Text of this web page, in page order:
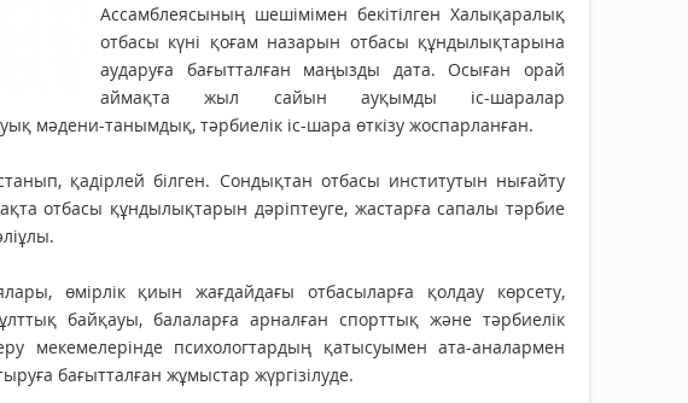
Ассамблеясының шешімімен бекітілген Халықаралық
отбасы күні қоғам назарын отбасы құндылықтарына
аударуға бағытталған маңызды дата. Осыған орай
аймақта жыл сайын ауқымды іс-шаралар
мәдени-танымдық, тәрбиелік іс-шара өткізу жоспарланған.
қадірлей білген. Сондықтан отбасы институтын нығайту
отбасы құндылықтарын дәріптеуге, жастарға сапалы тәрбие
өмірлік қиын жағдайдағы отбасыларға қолдау көрсету,
байқауы, балаларға арналған спорттық және тәрбиелік
мекемелерінде психологтардың қатысуымен ата-аналармен
бағытталған жұмыстар жүргізілуде.